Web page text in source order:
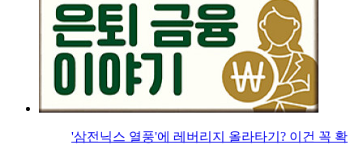
'삼전닉스 열풍'에 레버리지 올라타기? 이건 꼭 확